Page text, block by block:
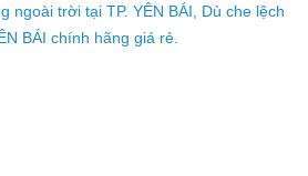
ngoài trời tại TP. YÊN BÁI, Dù che lệch
BÁI chính hãng giá rẻ.